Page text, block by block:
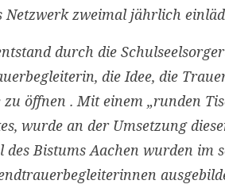
Netzwerk zweimal jährlich
durch die
die Idee, die
öffnen . Mit einem „runden
wurde an der Umsetzung
Bistums Aachen wurden im